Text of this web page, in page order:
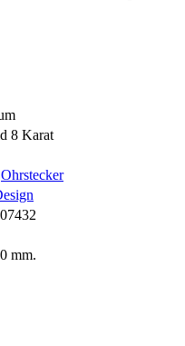
8 Karat
Ohrstecker
mm.